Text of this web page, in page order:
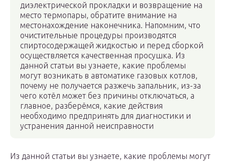
диэлектрической прокладки и возвращение на
место термопары, обратите внимание на
местонахождение наконечника. Напомним, что
очистительные процедуры производятся
спиртосодержащей жидкостью и перед сборкой
осуществляется качественная просушка. Из
данной статьи вы узнаете, какие проблемы
могут возникать в автоматике газовых котлов,
почему не получается разжечь запальник, из-за
чего котёл может без причины отключаться, а
главное, разберёмся, какие действия
необходимо предпринять для диагностики и
устранения данной неисправности
Из данной статьи вы узнаете, какие проблемы могут